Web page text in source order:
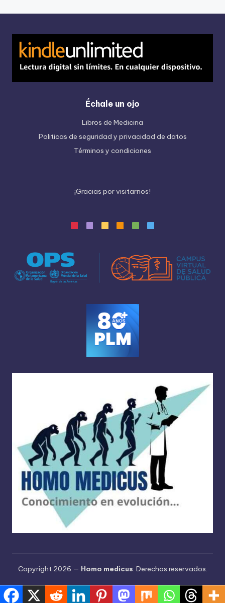
Échale un ojo
Libros de Medicina
Politicas de seguridad y privacidad de datos
Términos y condiciones
¡Gracias porvisitarnos!
Copyright 2026 — Homo medicus. Derechos reservados.